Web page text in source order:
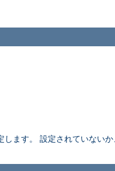
ます。 設定されていないか